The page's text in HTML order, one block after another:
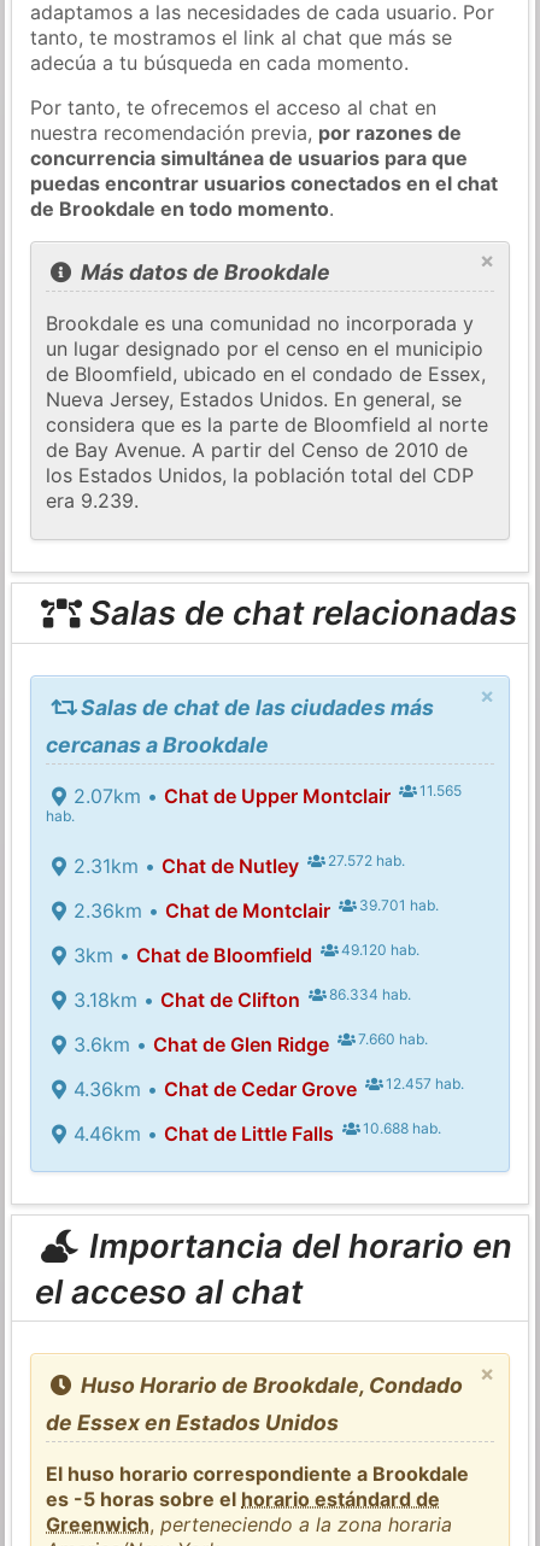
adaptamos a las necesidades de cada usuario. Por
tanto, te mostramos el link al chat que más se
adecúa a tu búsqueda en cada momento.
Por tanto, te ofrecemos el acceso al chat en
nuestra recomendación previa, por razones de
concurrencia simultánea de usuarios para que
puedas encontrar usuarios conectados en el chat
de Brookdale en todo momento.
×
Más datos de Brookdale
Brookdale es una comunidad no incorporada y
un lugar designado por el censo en el municipio
de Bloomfield, ubicado en el condado de Essex,
Nueva Jersey, Estados Unidos. En general, se
considera que es la parte de Bloomfield al norte
de Bay Avenue. A partir del Censo de 2010 de
los Estados Unidos, la población total del CDP
era 9.239.
Salas de chat relacionadas
×
Salas de chat de las ciudades más
cercanas a Brookdale
2.07km • Chat de Upper Montclair
11.565
hab.
2.31km • Chat de Nutley 27.572 hab.
2.36km • Chat de Montclair 39.701 hab.
3km • Chat de Bloomfield 49.120 hab.
3.18km • Chat de Clifton 86.334 hab.
3.6km • Chat de Glen Ridge 7.660 hab.
4.36km • Chat de Cedar Grove 12.457 hab.
4.46km • Chat de Little Falls 10.688 hab.
Importancia del horario en
el acceso al chat
×
Huso Horario de Brookdale, Condado
de Essex en Estados Unidos
El huso horario correspondiente a Brookdale
es -5 horas sobre el horario estándard de
Greenwich,perteneciendo a la zona horaria